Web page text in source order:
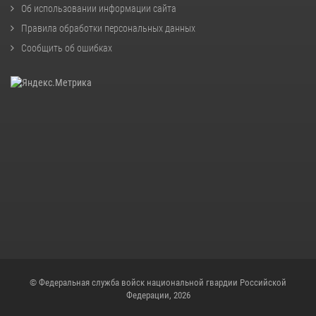
Об использовании информации сайта
Правила обработки персональных данных
Сообщить об ошибках
© Федеральная служба войск национальной гвардии Российской
Федерации, 2026